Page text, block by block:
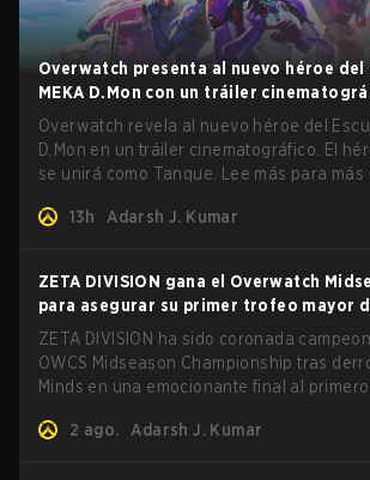
Overwatch presenta al nuevo héroe del
MEKA D.Mon con un tráiler
Overwatch revela al nuevo héroe del
D.Mon en un tráiler cinematográfico. El
se unirá como Tanque. Lee más para más
13h Adarsh J. Kumar
ZETA DIVISION gana el Overwatch
para asegurar su primer trofeo mayor
ZETA DIVISION ha sido coronada
OWCS Midseason Championship tras
Minds en una emocionante final al primero
2 ago. Adarsh J. Kumar